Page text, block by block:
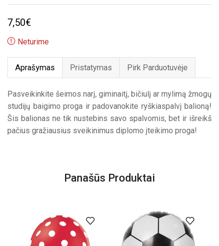
7,50€
Neturime
Aprašymas Pristatymas Pirk Parduotuvėje
Pasveikinkite šeimos narį, giminaitį, bičiulį ar mylimą žmogų
studijų baigimo proga ir padovanokite ryškiaspalvį balioną!
Šis balionas ne tik nustebins savo spalvomis, bet ir išreikš
pačius gražiausius sveikinimus diplomo įteikimo proga!
Panašūs Produktai